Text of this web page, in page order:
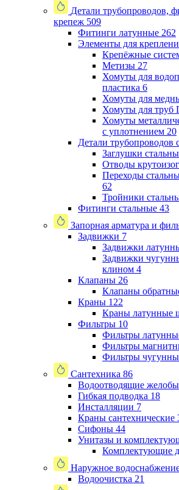
Детали трубопроводов,
крепеж 509
Фитинги латунные 262
Элементы для
Крепёжные
Метизы 27
Хомуты для
пластика 6
Хомуты для
Хомуты для
Хомуты
с уплотнением 20
Детали трубопроводов
Заглушки
Отводы
Переходы
62
Тройники
Фитинги стальные 43
Запорная арматура и
Задвижки 7
Задвижки
Задвижки
клином 4
Клапаны 26
Клапаны
Краны 122
Краны латунные
Фильтры 10
Фильтры
Фильтры
Фильтры
Сантехника 86
Водоотводящие
Гибкая подводка 18
Инсталляции 7
Краны сантехнические
Сифоны 44
Унитазы и
Комплектующие
Наружное
Водоочистка 21